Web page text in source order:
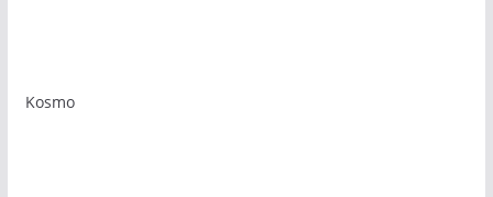
Kosmo